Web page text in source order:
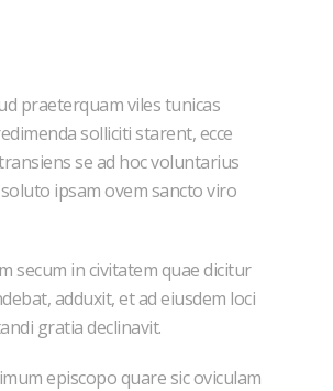
praeterquam viles tunicas
solliciti starent, ecce
se ad hoc voluntarius
ipsam ovem sancto viro
secum in civitatem quae dicitur
adduxit, et ad eiusdem loci
gratia declinavit.
episcopo quare sic oviculam